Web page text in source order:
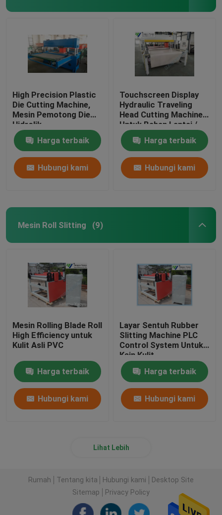
High Precision Plastic
Die Cutting Machine,
Mesin Pemotong Die
Hidrolik
Harga terbaik
Hubungi kami
Touchscreen Display
Hydraulic Traveling
Head Cutting Machine
Untuk Bahan Lantai /
Soft Film
Harga terbaik
Hubungi kami
Mesin Roll Slitting (9)
Mesin Rolling Blade Roll
High Efficiency untuk
Kulit Asli PVC
Harga terbaik
Hubungi kami
Layar Sentuh Rubber
Slitting Machine PLC
Control System Untuk
Kain Kulit
Harga terbaik
Hubungi kami
Lihat Lebih
Rumah Tentang kita Hubungi kami
Desktop Site
Sitemap
Privacy Policy